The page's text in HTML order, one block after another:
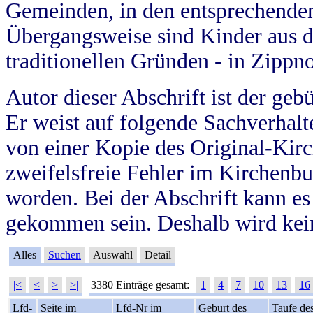
Gemeinden, in den
Übergangsweise sind Kinder aus
traditionellen Gründen - in
Autor dieser Abschrift ist der
Er weist auf folgende
von einer Kopie des Original-
zweifelsfreie Fehler im
worden. Bei der Abschrift kann
gekommen sein. Deshalb wird
Alles Suchen Auswahl Detail
|< < > >| 3380 Einträge gesamt: 1 4 7 10 13
16
Lfd-
Seite im Lfd-Nr im Geburt des Taufe